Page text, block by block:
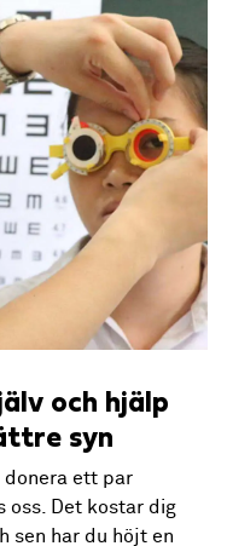
och hjälp
syn
donera ett par
oss. Det kostar dig
sen har du höjt en